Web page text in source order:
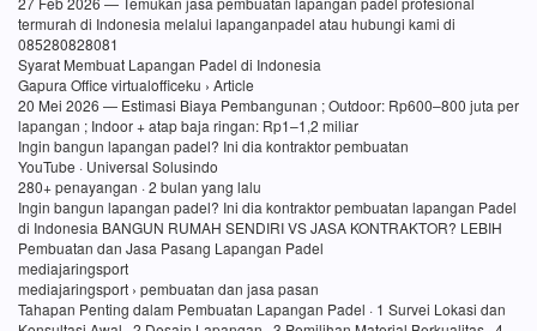
termurah di Indonesia melalui lapanganpadel atau hubungi kami di
085280828081
Syarat Membuat Lapangan Padel di Indonesia
Gapura Office virtualofficeku › Article
20 Mei 2026 — Estimasi Biaya Pembangunan ; Outdoor: Rp600–800 juta per
lapangan ; Indoor + atap baja ringan: Rp1–1,2 miliar
Ingin bangun lapangan padel? Ini dia kontraktor pembuatan
YouTube · Universal Solusindo
280+ penayangan · 2 bulan yang lalu
Ingin bangun lapangan padel? Ini dia kontraktor pembuatan lapangan Padel
di Indonesia BANGUN RUMAH SENDIRI VS JASA KONTRAKTOR? LEBIH
Pembuatan dan Jasa Pasang Lapangan Padel
mediajaringsport
mediajaringsport › pembuatan dan jasa pasan
Tahapan Penting dalam Pembuatan Lapangan Padel · 1 Survei Lokasi dan